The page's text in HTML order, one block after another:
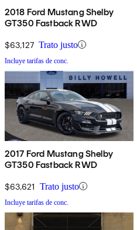
2018 Ford Mustang Shelby
GT350 Fastback RWD
$63,127 Trato justo
Incluye tarifas de conc.
2017 Ford Mustang Shelby
GT350 Fastback RWD
$63,621 Trato justo
Incluye tarifas de conc.